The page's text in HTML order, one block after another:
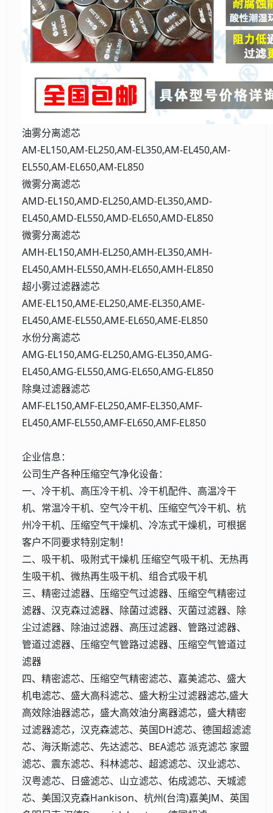
油雾分离滤芯
AM-EL150,AM-EL250,AM-EL350,AM-EL450,AM-
EL550,AM-EL650,AM-EL850
微雾分离滤芯
AMD-EL150,AMD-EL250,AMD-EL350,AMD-
EL450,AMD-EL550,AMD-EL650,AMD-EL850
微雾分离滤芯
AMH-EL150,AMH-EL250,AMH-EL350,AMH-
EL450,AMH-EL550,AMH-EL650,AMH-EL850
超小雾过滤器滤芯
AME-EL150,AME-EL250,AME-EL350,AME-
EL450,AME-EL550,AME-EL650,AME-EL850
水份分离滤芯
AMG-EL150,AMG-EL250,AMG-EL350,AMG-
EL450,AMG-EL550,AMG-EL650,AMG-EL850
除臭过滤器滤芯
AMF-EL150,AMF-EL250,AMF-EL350,AMF-
EL450,AMF-EL550,AMF-EL650,AMF-EL850
企业信息：
公司生产各种压缩空气净化设备：
一、冷干机、高压冷干机、冷干机配件、高温冷干
机、常温冷干机、空气冷干机、压缩空气冷干机、杭
州冷干机、压缩空气干燥机、冷冻式干燥机，可根据
客户不同要求特别定制！
二、吸干机、吸附式干燥机 压缩空气吸干机、无热再
生吸干机、微热再生吸干机、组合式吸干机
三、精密过滤器、压缩空气过滤器、压缩空气精密过
滤器、汉克森过滤器、除菌过滤器、灭菌过滤器、除
尘过滤器、除油过滤器、高压过滤器、管路过滤器、
管道过滤器、压缩空气管路过滤器、压缩空气管道过
滤器
四、精密滤芯、压缩空气精密滤芯、嘉美滤芯、盛大
机电滤芯、盛大高科滤芯、盛大粉尘过滤器滤芯,盛大
高效除油器滤芯，盛大高效油分离器滤芯，盛大精密
过滤器滤芯，汉克森滤芯、英国DH滤芯、德国超滤滤
芯、海沃斯滤芯、先达滤芯、BEA滤芯 派克滤芯 家盟
滤芯、震东滤芯、科林滤芯、超滤滤芯、汉业滤芯、
汉粤滤芯、日盛滤芯、山立滤芯、佑成滤芯、天城滤
芯、美国汉克森Hankison、杭州(台湾)嘉美JM、英国